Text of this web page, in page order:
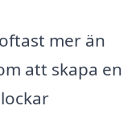
mer än
att skapa en